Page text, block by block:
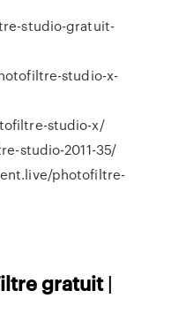
studio-gratuit-
studio-x-
studio-x/
studio-2011-35/
photofiltre-
gratuit|